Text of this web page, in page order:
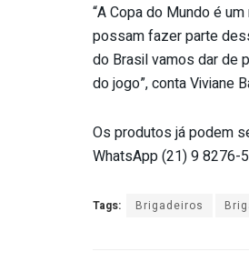
“A Copa do Mundo é
possam fazer parte
do Brasil vamos dar de
do jogo”, conta Viviane
Os produtos já podem
WhatsApp (21) 9 8276-
Tags: Brigadeiros